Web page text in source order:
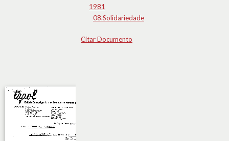
1981
08.Solidariedade
Citar Documento